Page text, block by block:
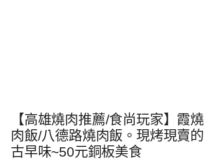
【高雄燒肉推薦/食尚玩家】霞燒
肉飯/八德路燒肉飯。現烤現賣的
古早味~50元銅板美食